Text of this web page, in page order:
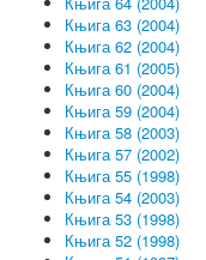
Књига 63 (2004)
Књига 62 (2004)
Књига 61 (2005)
Књига 60 (2004)
Књига 59 (2004)
Књига 58 (2003)
Књига 57 (2002)
Књига 55 (1998)
Књига 54 (2003)
Књига 53 (1998)
Књига 52 (1998)